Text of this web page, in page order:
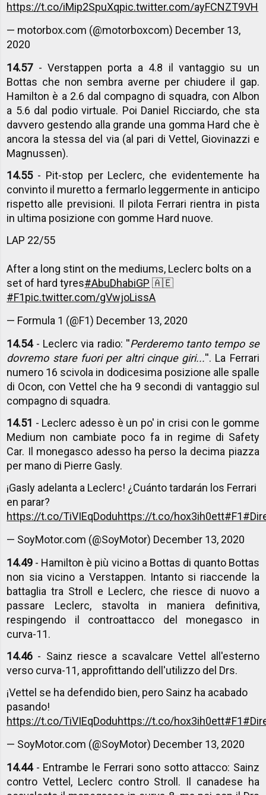
https://t.co/iMip2SpuXqpic.twitter.com/ayFCNZT9VH
— motorbox.com (@motorboxcom) December 13,
2020
14.57- Verstappen porta a 4.8 il vantaggio su un
Bottas che non sembra averne per chiudere il gap.
Hamilton è a 2.6 dal compagno di squadra, con Albon
a 5.6 dal podio virtuale. Poi Daniel Ricciardo, che sta
davvero gestendo alla grande una gomma Hard che è
ancora la stessa del via (al pari di Vettel, Giovinazzi e
Magnussen).
14.55- Pit-stop per Leclerc, che evidentemente ha
convinto il muretto a fermarlo leggermente in anticipo
rispetto alle previsioni. Il pilota Ferrari rientra in pista
in ultima posizione con gomme Hard nuove.
LAP 22/55
After a long stint on the mediums, Leclerc bolts on a
set of hard tyres#AbuDhabiGP 🇦🇪
#F1pic.twitter.com/gVwjoLissA
— Formula 1 (@F1) December 13, 2020
14.54- Leclerc via radio: ''Perderemo tanto tempo se
dovremo stare fuori per altri cinque giri...''. La Ferrari
numero 16 scivola in dodicesima posizione alle spalle
di Ocon, con Vettel che ha 9 secondi di vantaggio sul
compagno di squadra.
14.51 - Leclerc adesso è un po' in crisi con le gomme
Medium non cambiate poco fa in regime di Safety
Car. Il monegasco adesso ha perso la decima piazza
per mano di Pierre Gasly.
¡Gasly adelanta a Leclerc! ¿Cuánto tardarán los Ferrari
en parar?
https://t.co/TiVIEqDoduhttps://t.co/hox3ih0ett#F1
— SoyMotor.com (@SoyMotor) December 13, 2020
14.49 - Hamilton è più vicino a Bottas di quanto Bottas
non sia vicino a Verstappen. Intanto si riaccende la
battaglia tra Stroll e Leclerc, che riesce di nuovo a
passare Leclerc, stavolta in maniera definitiva,
respingendo il controattacco del monegasco in
curva-11.
14.46 - Sainz riesce a scavalcare Vettel all'esterno
verso curva-11, approfittando dell'utilizzo del Drs.
¡Vettel se ha defendido bien, pero Sainz ha acabado
pasando!
https://t.co/TiVIEqDoduhttps://t.co/hox3ih0ett#F1
— SoyMotor.com (@SoyMotor) December 13, 2020
14.44- Entrambe le Ferrari sono sotto attacco: Sainz
contro Vettel, Leclerc contro Stroll. Il canadese ha